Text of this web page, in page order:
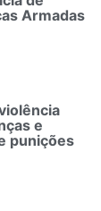
Armadas
e
punições